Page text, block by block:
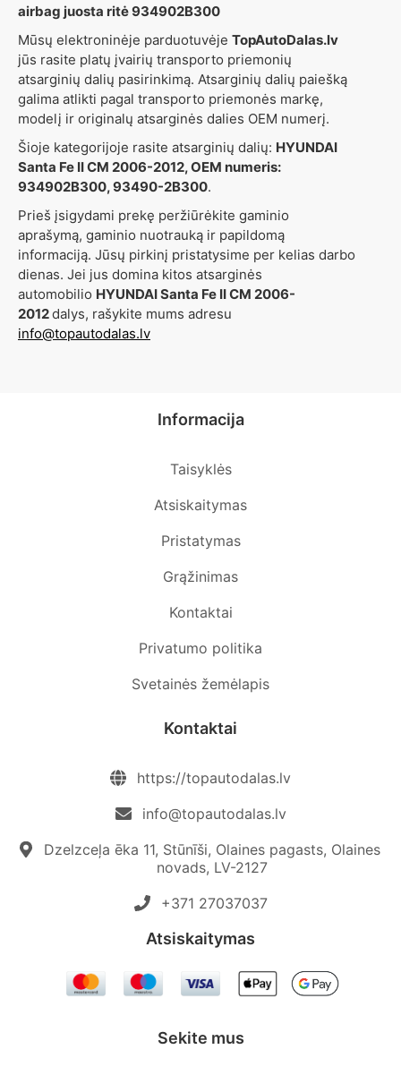
airbag juosta ritė 934902B300
Mūsų elektroninėje parduotuvėje TopAutoDalas.lv
jūs rasite platų įvairių transporto priemonių
atsarginių dalių pasirinkimą. Atsarginių dalių paiešką
galima atlikti pagal transporto priemonės markę,
modelį ir originalų atsarginės dalies OEM numerį.
Šioje kategorijoje rasite atsarginių dalių: HYUNDAI
Santa Fe II CM 2006-2012, OEM numeris:
934902B300, 93490-2B300.
Prieš įsigydami prekę peržiūrėkite gaminio
aprašymą, gaminio nuotrauką ir papildomą
informaciją. Jūsų pirkinį pristatysime per kelias darbo
dienas. Jei jus domina kitos atsarginės
automobilio HYUNDAI Santa Fe II CM 2006-
2012dalys, rašykite mums adresu
info@topautodalas.lv
Informacija
Taisyklės
Atsiskaitymas
Pristatymas
Grąžinimas
Kontaktai
Privatumo politika
Svetainės žemėlapis
Kontaktai
https://topautodalas.lv
info@topautodalas.lv
Dzelzceļa ēka 11, Stūnīši, Olaines pagasts, Olaines
novads, LV-2127
+371 27037037‬
Atsiskaitymas
Sekite mus